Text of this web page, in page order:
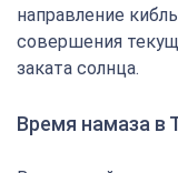
направление
совершения
заката солнца.
Время намаза в